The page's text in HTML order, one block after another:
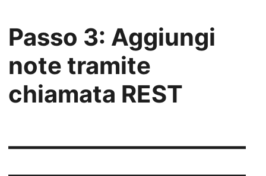
Passo 3: Aggiungi
note tramite
chiamata REST
——————————